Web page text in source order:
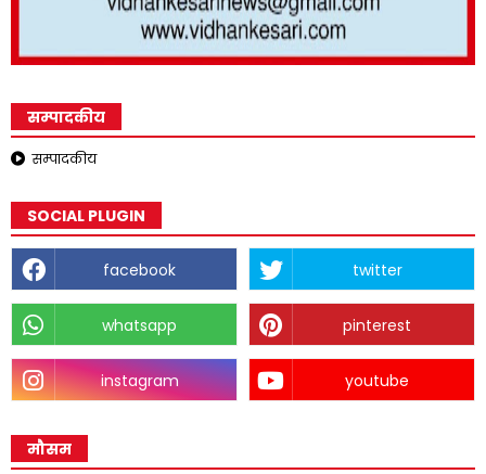
सम्पादकीय
सम्पादकीय
SOCIAL PLUGIN
facebook twitter
whatsapp pinterest
instagram youtube
मौसम